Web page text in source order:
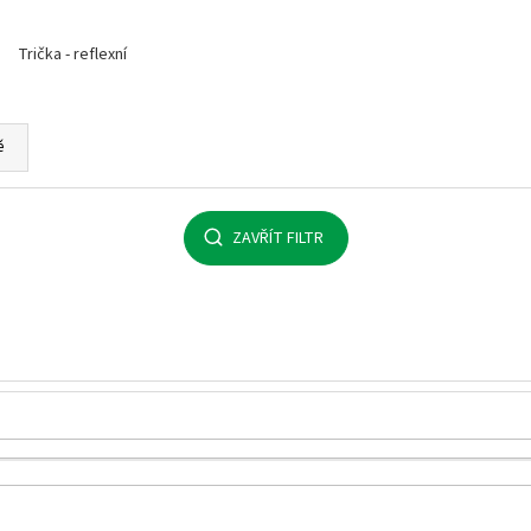
Trička - reflexní
ZAVŘÍT FILTR
92 Kč